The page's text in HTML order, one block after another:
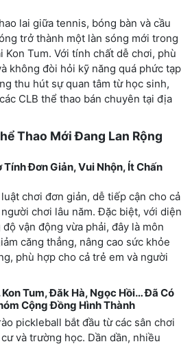
lai giữa tennis, bóng bàn và cầu
trở thành một làn sóng mới trong
Kon Tum. Với tính chất dễ chơi, phù
không đòi hỏi kỹ năng quá phức tạp
thu hút sự quan tâm từ học sinh,
CLB thể thao bán chuyên tại địa
Thao Mới Đang Lan Rộng
Đơn Giản, Vui Nhộn, Ít Chấn
chơi đơn giản, dễ tiếp cận cho cả
chơi lâu năm. Đặc biệt, với diện
vận động vừa phải, đây là môn
căng thẳng, nâng cao sức khỏe
phù hợp cho cả trẻ em và người
Tum, Đăk Hà, Ngọc Hồi… Đã Có
Cộng Đồng Hình Thành
pickleball bắt đầu từ các sân chơi
và trường học. Dần dần, nhiều